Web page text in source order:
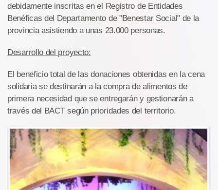
debidamente inscritas en el Registro de Entidades
Benéficas del Departamento de "Benestar Social" de la
provincia asistiendo a unas 23.000 personas.
Desarrollo del proyecto:
El beneficio total de las donaciones obtenidas en la cena
solidaria se destinarán a la compra de alimentos de
primera necesidad que se entregarán y gestionarán a
través del BACT según prioridades del territorio.